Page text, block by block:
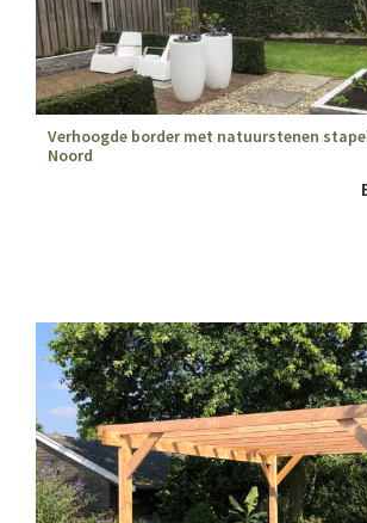
Verhoogde border met natuurstenen
Noord